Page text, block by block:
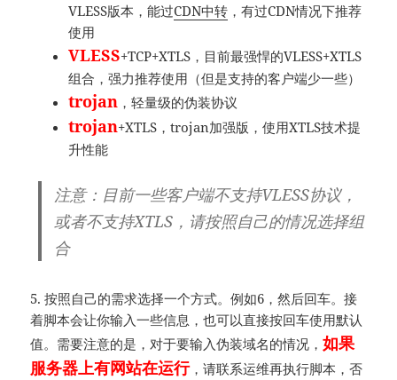
VLESS版本，能过CDN中转，有过CDN情况下推荐
使用
VLESS+TCP+XTLS，目前最强悍的VLESS+XTLS
组合，强力推荐使用（但是支持的客户端少一些）
trojan，轻量级的伪装协议
trojan+XTLS，trojan加强版，使用XTLS技术提
升性能
注意：目前一些客户端不支持VLESS协议，
或者不支持XTLS，请按照自己的情况选择组
合
5. 按照自己的需求选择一个方式。例如6，然后回车。接
着脚本会让你输入一些信息，也可以直接按回车使用默认
值。需要注意的是，对于要输入伪装域名的情况，如果
服务器上有网站在运行，请联系运维再执行脚本，否